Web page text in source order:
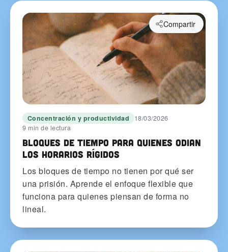
Concentración y productividad 18/03/2026
9 min de lectura
Bloques de tiempo para quienes odian
los horarios rígidos
Los bloques de tiempo no tienen por qué ser
una prisión. Aprende el enfoque flexible que
funciona para quienes piensan de forma no
lineal.
Compartir